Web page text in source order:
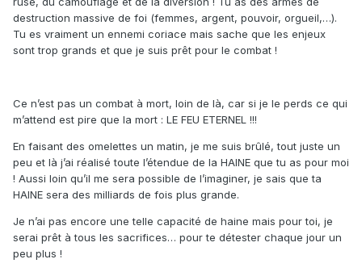
destruction massive de foi (femmes, argent, pouvoir, orgueil,…).
Tu es vraiment un ennemi coriace mais sache que les enjeux
sont trop grands et que je suis prêt pour le combat !
Ce n’est pas un combat à mort, loin de là, car si je le perds ce qui
m’attend est pire que la mort : LE FEU ETERNEL !!!
En faisant des omelettes un matin, je me suis brûlé, tout juste un
peu et là j’ai réalisé toute l’étendue de la HAINE que tu as pour moi
! Aussi loin qu’il me sera possible de l’imaginer, je sais que ta
HAINE sera des milliards de fois plus grande.
Je n’ai pas encore une telle capacité de haine mais pour toi, je
serai prêt à tous les sacrifices… pour te détester chaque jour un
peu plus !